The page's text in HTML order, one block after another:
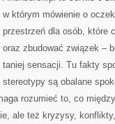
w którym mówienie o
przestrzeń dla osób, które
oraz zbudować związek –
taniej sensacji. Tu fakty
stereotypy są obalane
rozumieć to, co
ale też kryzysy,